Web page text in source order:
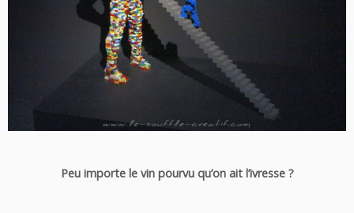
Peu importe le vin pourvu qu’on ait l’ivresse ?